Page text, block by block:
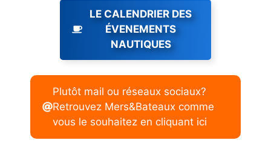
LE CALENDRIER DES
ÉVENEMENTS
NAUTIQUES
Plutôt mail ou réseaux sociaux?
Retrouvez Mers&Bateaux comme
vous le souhaitez en cliquant ici